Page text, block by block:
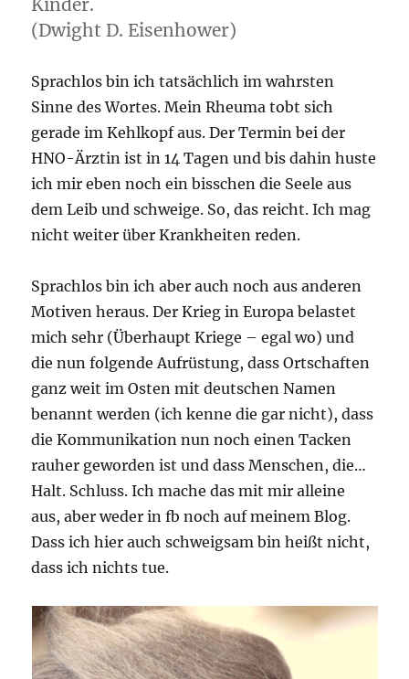
Kinder.
(Dwight D. Eisenhower)
Sprachlos bin ich tatsächlich im wahrsten
Sinne des Wortes. Mein Rheuma tobt sich
gerade im Kehlkopf aus. Der Termin bei der
HNO-Ärztin ist in 14 Tagen und bis dahin huste
ich mir eben noch ein bisschen die Seele aus
dem Leib und schweige. So, das reicht. Ich mag
nicht weiter über Krankheiten reden.
Sprachlos bin ich aber auch noch aus anderen
Motiven heraus. Der Krieg in Europa belastet
mich sehr (Überhaupt Kriege – egal wo) und
die nun folgende Aufrüstung, dass Ortschaften
ganz weit im Osten mit deutschen Namen
benannt werden (ich kenne die gar nicht), dass
die Kommunikation nun noch einen Tacken
rauher geworden ist und dass Menschen, die…
Halt. Schluss. Ich mache das mit mir alleine
aus, aber weder in fb noch auf meinem Blog.
Dass ich hier auch schweigsam bin heißt nicht,
dass ich nichts tue.